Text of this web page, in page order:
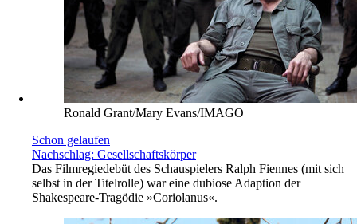
Ronald Grant/Mary Evans/IMAGO
Schon gelaufen
Nachschlag: Gesellschaftskörper
Das Filmregiedebüt des Schauspielers Ralph Fiennes (mit sich
selbst in der Titelrolle) war eine dubiose Adaption der
Shakespeare-Tragödie »Coriolanus«.